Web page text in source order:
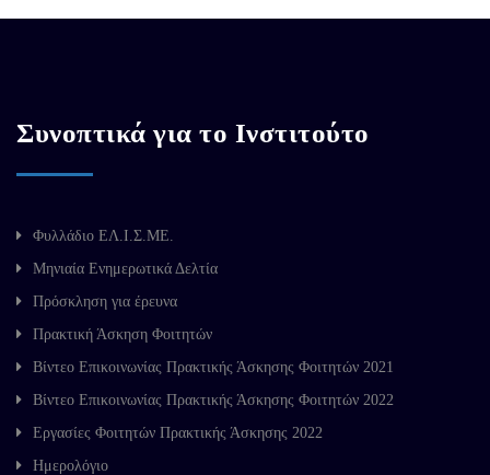
Συνοπτικά για το Ινστιτούτο
Φυλλάδιο ΕΛ.Ι.Σ.ΜΕ.
Μηνιαία Ενημερωτικά Δελτία
Πρόσκληση για έρευνα
Πρακτική Άσκηση Φοιτητών
Βίντεο Επικοινωνίας Πρακτικής Άσκησης Φοιτητών 2021
Βίντεο Επικοινωνίας Πρακτικής Άσκησης Φοιτητών 2022
Εργασίες Φοιτητών Πρακτικής Άσκησης 2022
Ημερολόγιο